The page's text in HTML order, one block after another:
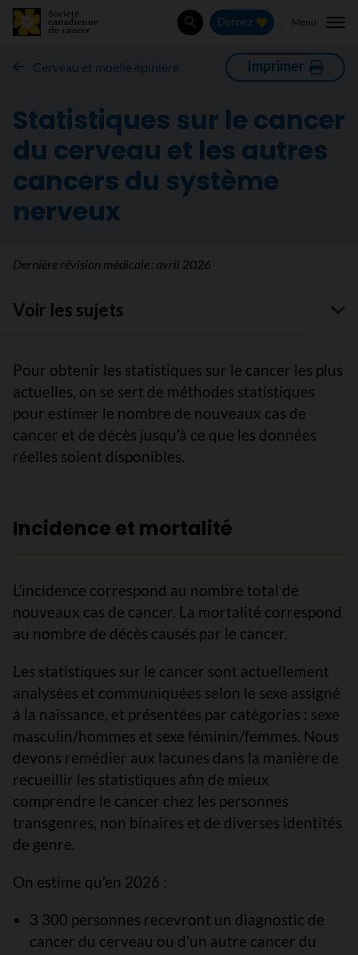
Rechercher
Donnez Menu
Cerveau et moelle épinière Imprimer
Statistiques sur le cancer
du cerveau et les autres
cancers du système
nerveux
Dernière révision médicale : avril 2026
Voir les sujets
Pour obtenir les statistiques sur le cancer les plus
actuelles, on se sert de méthodes statistiques
pour estimer le nombre de nouveaux cas de
cancer et de décès jusqu’à ce que les données
réelles soient disponibles.
Incidence et mortalité
L’incidence correspond au nombre total de
nouveaux cas de cancer. La mortalité correspond
au nombre de décès causés par le cancer.
Les statistiques sur le cancer sont actuellement
analysées et communiquées selon le sexe assigné
à la naissance, et présentées par catégories : sexe
masculin/hommes et sexe féminin/femmes. Nous
devons remédier aux lacunes dans la manière de
recueillir les statistiques afin de mieux
comprendre le cancer chez les personnes
transgenres, non binaires et de diverses identités
de genre.
On estime qu’en 2026 :
3 300 personnes recevront un diagnostic de
cancer du cerveau ou d’un autre cancer du